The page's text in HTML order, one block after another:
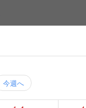
今週へ